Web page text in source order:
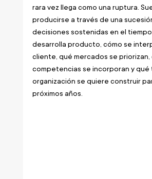
rara vez llega como una ruptura.
producirse a través de una
decisiones sostenidas en el
desarrolla producto, cómo se
cliente, qué mercados se priorizan,
competencias se incorporan y qué
organización se quiere construir
próximos años.